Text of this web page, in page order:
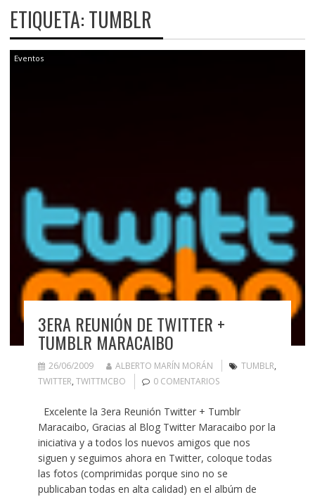
ETIQUETA:TUMBLR
Eventos
3ERA REUNIÓN DE TWITTER +
TUMBLR MARACAIBO
26/06/2009 ALBERTO MARÍN MORÁN TUMBLR,
TWITTER, TWITTMCBO 0 COMENTARIOS
Excelente la 3era Reunión Twitter + Tumblr
Maracaibo, Gracias al Blog Twitter Maracaibo por la
iniciativa y a todos los nuevos amigos que nos
siguen y seguimos ahora en Twitter, coloque todas
las fotos (comprimidas porque sino no se
publicaban todas en alta calidad) en el albúm de